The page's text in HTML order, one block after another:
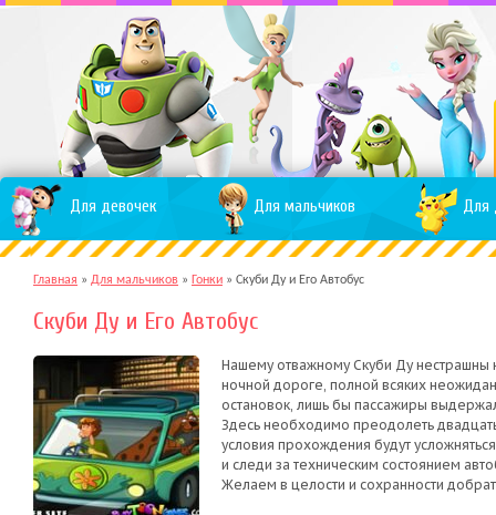
Для девочек Для мальчиков Для
Главная » Для мальчиков » Гонки » Скуби Ду и Его Автобус
Скуби Ду и Его Автобус
Нашему отважному Скуби Ду нестрашны
ночной дороге, полной всяких
остановок, лишь бы пассажиры
Здесь необходимо преодолеть
условия прохождения будут
и следи за техническим состоянием
Желаем в целости и сохранности